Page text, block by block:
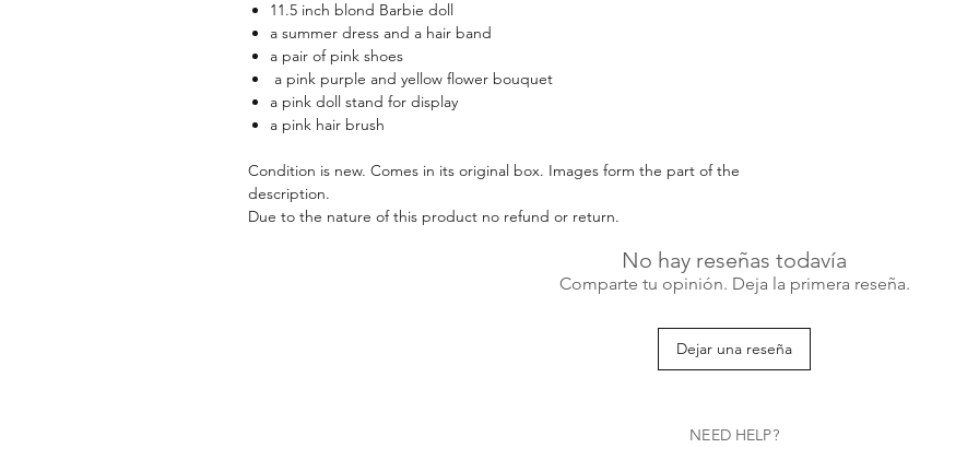
11.5 inch blond Barbie doll
a summer dress and a hair band
a pair of pink shoes
a pink purple and yellow flower bouquet
a pink doll stand for display
a pink hair brush
Condition is new. Comes in its original box. Images form the part of the
description.
Due to the nature of this product no refund or return.
No hay reseñas todavía
Comparte tu opinión. Deja la primera reseña.
Dejar una reseña
NEED HELP?